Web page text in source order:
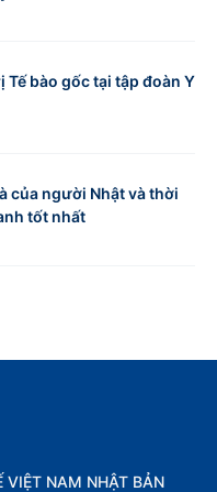
bào gốc tại tập đoàn Y
của người Nhật và thời
tốt nhất
VIỆT NAM NHẬT BẢN